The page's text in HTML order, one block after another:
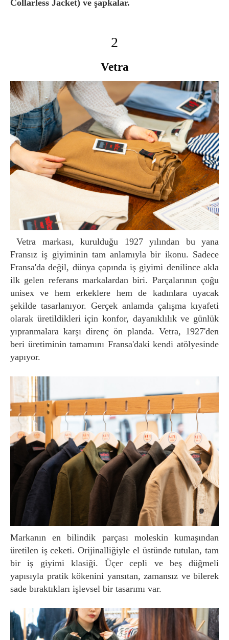
Collarless Jacket) ve şapkalar.
2
Vetra
Vetra markası, kurulduğu 1927 yılından bu yana
Fransız iş giyiminin tam anlamıyla bir ikonu. Sadece
Fransa'da değil, dünya çapında iş giyimi denilince akla
ilk gelen referans markalardan biri. Parçalarının çoğu
unisex ve hem erkeklere hem de kadınlara uyacak
şekilde tasarlanıyor. Gerçek anlamda çalışma kıyafeti
olarak üretildikleri için konfor, dayanıklılık ve günlük
yıpranmalara karşı direnç ön planda. Vetra, 1927'den
beri üretiminin tamamını Fransa'daki kendi atölyesinde
yapıyor.
Markanın en bilindik parçası moleskin kumaşından
üretilen iş ceketi. Orijinalliğiyle el üstünde tutulan, tam
bir iş giyimi klasiği. Üçer cepli ve beş düğmeli
yapısıyla pratik kökenini yansıtan, zamansız ve bilerek
sade bıraktıkları işlevsel bir tasarımı var.